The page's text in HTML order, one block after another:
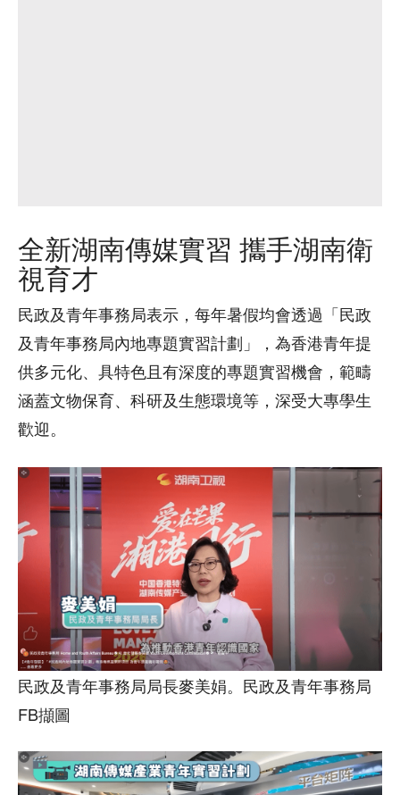
全新湖南傳媒實習 攜手湖南衛
視育才
民政及青年事務局表示，每年暑假均會透過「民政
及青年事務局內地專題實習計劃」，為香港青年提
供多元化、具特色且有深度的專題實習機會，範疇
涵蓋文物保育、科研及生態環境等，深受大專學生
歡迎。
民政及青年事務局局長麥美娟。民政及青年事務局
FB擷圖